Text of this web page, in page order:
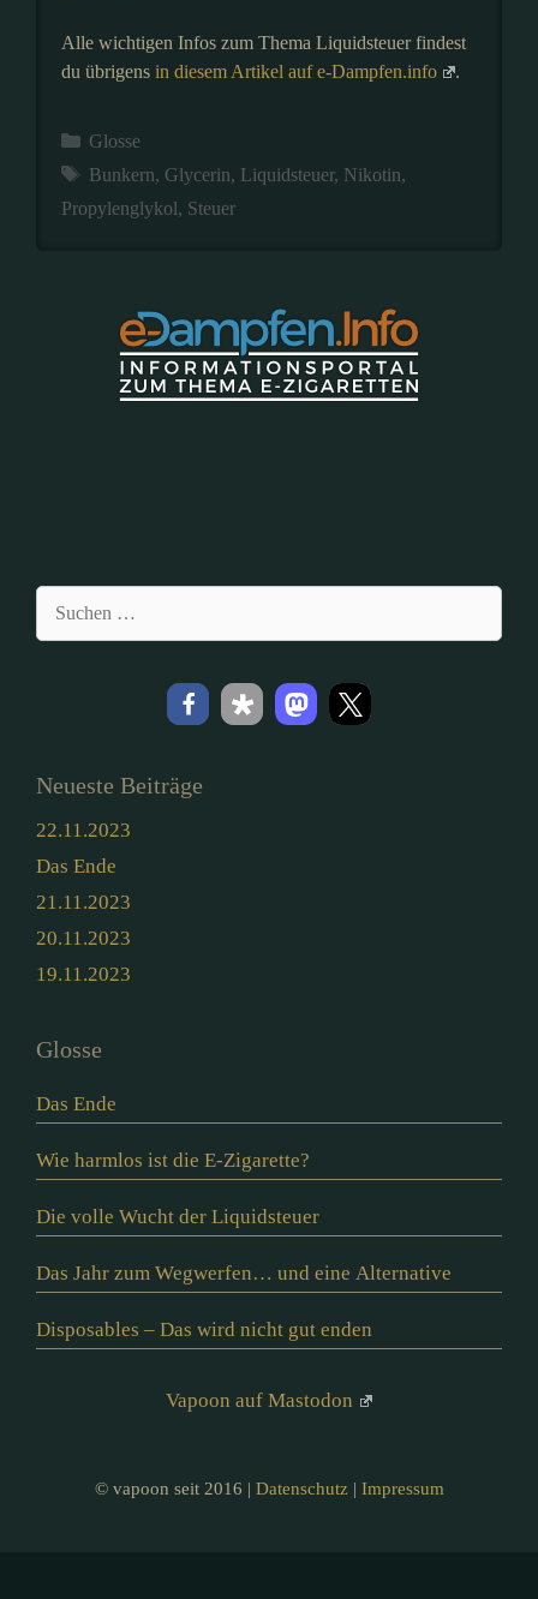
Alle wichtigen Infos zum Thema Liquidsteuer findest
du übrigens in diesem Artikel auf e-Dampfen.info .
Kategorien
Glosse
Schlagwörter
Bunkern, Glycerin, Liquidsteuer, Nikotin,
Propylenglykol, Steuer
Neueste Beiträge
22.11.2023
Das Ende
21.11.2023
20.11.2023
19.11.2023
Glosse
Das Ende
Wie harmlos ist die E-Zigarette?
Die volle Wucht der Liquidsteuer
Das Jahr zum Wegwerfen… und eine Alternative
Disposables – Das wird nicht gut enden
Vapoon auf Mastodon
© vapoon seit 2016 | Datenschutz| Impressum